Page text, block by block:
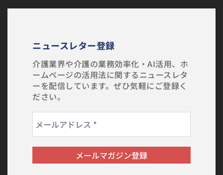
ニュースレター登録
介護業界や介護の業務効率化・AI活用、ホ
ームページの活用法に関するニュースレタ
ーを配信しています。ぜひ気軽にご登録く
ださい。